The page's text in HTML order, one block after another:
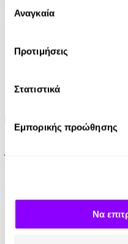
των υπηρεσιών τους.
συγκατάθεσης
Αναγκαία
Προτιμήσεις
Στατιστικά
Εμπορικής προώθησης
Να
4.90€
Audiobook • 1 Credit
2.50€